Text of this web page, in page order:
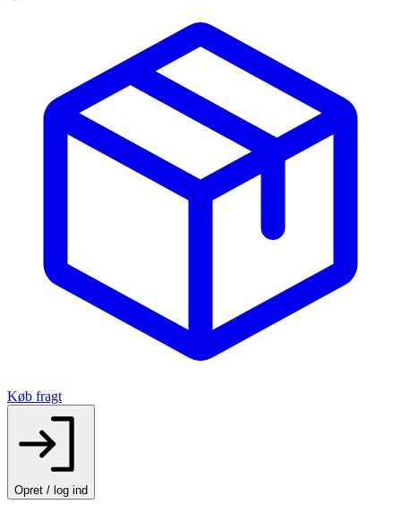
Køb fragt
Opret / log ind